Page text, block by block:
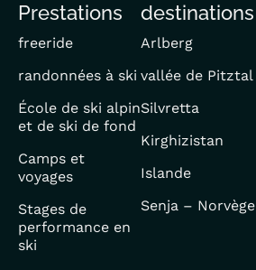
EN
Prestations
freeride
randonnées à ski
École de ski alpin
et de ski de fond
Camps et
voyages
Stages de
performance en
ski
destinations
Arlberg
vallée de Pitztal
Silvretta
Kirghizistan
Islande
Senja – Norvège